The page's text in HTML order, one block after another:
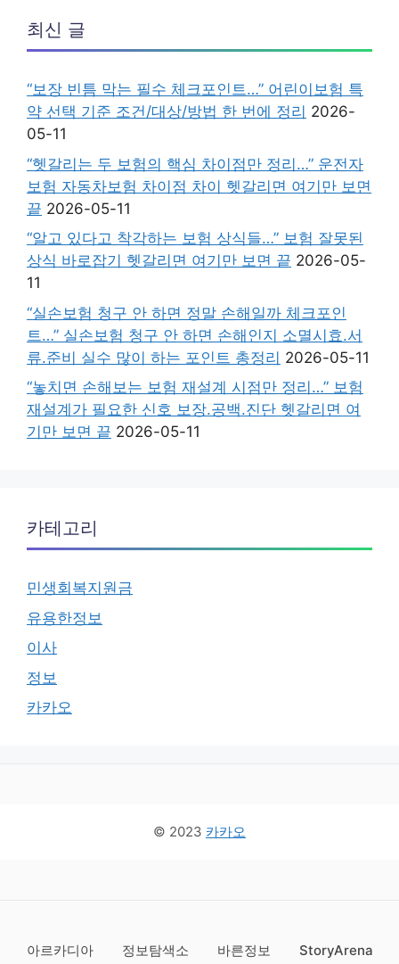
최신 글
“보장 빈틈 막는 필수 체크포인트…” 어린이보험 특
약 선택 기준 조건/대상/방법 한 번에 정리 2026-
05-11
“헷갈리는 두 보험의 핵심 차이점만 정리…” 운전자
보험 자동차보험 차이점 차이 헷갈리면 여기만 보면
끝 2026-05-11
“알고 있다고 착각하는 보험 상식들…” 보험 잘못된
상식 바로잡기 헷갈리면 여기만 보면 끝 2026-05-
11
“실손보험 청구 안 하면 정말 손해일까 체크포인
트…” 실손보험 청구 안 하면 손해인지 소멸시효.서
류.준비 실수 많이 하는 포인트 총정리 2026-05-11
“놓치면 손해보는 보험 재설계 시점만 정리…” 보험
재설계가 필요한 신호 보장.공백.진단 헷갈리면 여
기만 보면 끝 2026-05-11
카테고리
민생회복지원금
유용한정보
이사
정보
카카오
© 2023 카카오
아르카디아 정보탐색소 바른정보
StoryArena